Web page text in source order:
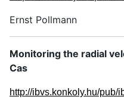
Ernst Pollmann
Monitoring the radial
Cas
http://ibvs.konkoly.hu/pub/